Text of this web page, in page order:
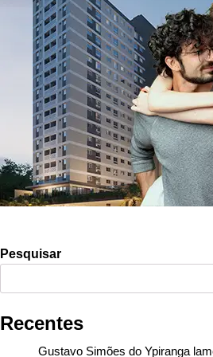
Pesquisar
Recentes
Gustavo Simões do Ypiranga